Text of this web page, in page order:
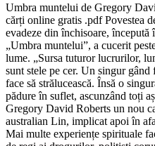
Umbra muntelui de Gregory
cărți online gratis .pdf Povestea
evadeze din închisoare, începută
„Umbra muntelui”, a cucerit
lume. „Sursa tuturor lucrurilor,
sunt stele pe cer. Un singur
face să strălucească. Însă o
pădure în suflet, ascunzând toți
Gregory David Roberts un nou
australian Lin, implicat apoi în
Mai multe experiențe spirituale